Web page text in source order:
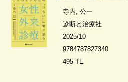
寺内, 公一
診断と治療社
2025/10
9784787827340
495-TE